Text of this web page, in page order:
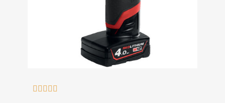
    